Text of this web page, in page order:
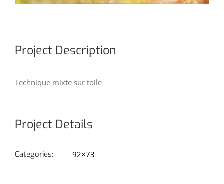
Project Description
Technique mixte sur toile
Project Details
Categories: 92×73